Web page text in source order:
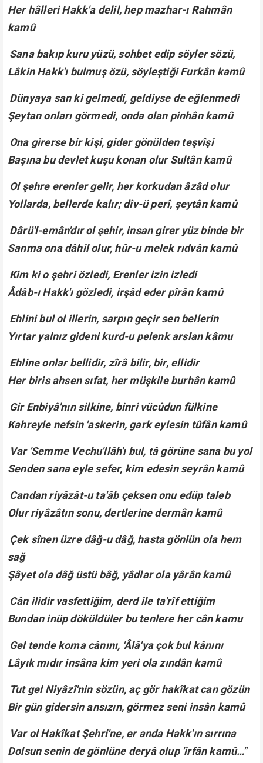
Her hâlleri Hakk'a delil, hep mazhar-ı Rahmân
kamû
Sana bakıp kuru yüzü, sohbet edip söyler sözü,
Lâkin Hakk'ı bulmuş özü, söyleştiği Furkân kamû
Dünyaya san ki gelmedi, geldiyse de eğlenmedi
Şeytan onları görmedi, onda olan pinhân kamû
Ona girerse bir kişi, gider gönülden teşvîşi
Başına bu devlet kuşu konan olur Sultân kamû
Ol şehre erenler gelir, her korkudan âzâd olur
Yollarda, bellerde kalır; dîv-ü perî, şeytân kamû
Dârü'l-emân'dır ol şehir, insan girer yüz binde bir
Sanma ona dâhil olur, hûr-u melek rıdvân kamû
Kim ki o şehri özledi, Erenler izin izledi
Âdâb-ı Hakk'ı gözledi, irşâd eder pîrân kamû
Ehlini bul ol illerin, sarpın geçir sen bellerin
Yırtar yalnız gideni kurd-u pelenk arslan kâmu
Ehline onlar bellidir, zîrâ bilir, bir, ellidir
Her biris ahsen sıfat, her müşkile burhân kamû
Gir Enbiyâ'nın silkine, binri vücûdun fülkine
Kahreyle nefsin 'askerin, gark eylesin tûfân kamû
Var 'Semme Vechu'llâh'ı bul, tâ görüne sana bu yol
Senden sana eyle sefer, kim edesin seyrân kamû
Candan riyâzât-u ta'âb çeksen onu edüp taleb
Olur riyâzâtın sonu, dertlerine dermân kamû
Çek sînen üzre dâğ-u dâğ, hasta gönlün ola hem
sağ
Şâyet ola dâğ üstü bâğ, yâdlar ola yârân kamû
Cân ilidir vasfettiğim, derd ile ta'rîf ettiğim
Bundan inüp döküldüler bu tenlere her cân kamu
Gel tende koma cânını, 'Âlâ'ya çok bul kânını
Lâyık mıdır insâna kim yeri ola zındân kamû
Tut gel Niyâzî'nin sözün, aç gör hakîkat can gözün
Bir gün gidersin ansızın, görmez seni insân kamû
Var ol Hakîkat Şehri'ne, er anda Hakk'ın sırrına
Dolsun senin de gönlüne deryâ olup 'irfân kamû…"